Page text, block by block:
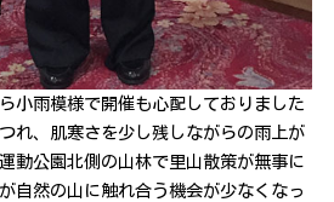
小雨模様で開催も心配しておりました
れ、肌寒さを少し残しながらの雨上が
動公園北側の山林で里山散策が無事に
自然の山に触れ合う機会が少なくなっ